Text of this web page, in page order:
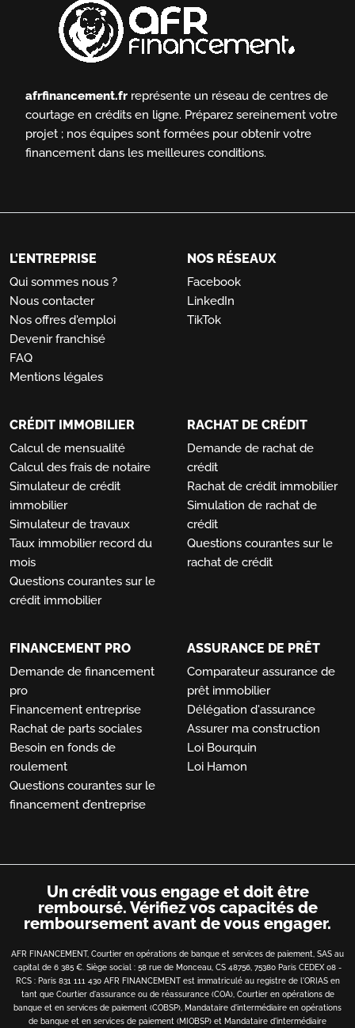
afrfinancement.fr représente un réseau de centres de
courtage en crédits en ligne. Préparez sereinement votre
projet ; nos équipes sont formées pour obtenir votre
financement dans les meilleures conditions.
L'ENTREPRISE
Qui sommes nous ?
Nous contacter
Nos offres d'emploi
Devenir franchisé
FAQ
Mentions légales
NOS RÉSEAUX
Facebook
LinkedIn
TikTok
CRÉDIT IMMOBILIER
Calcul de mensualité
Calcul des frais de notaire
Simulateur de crédit
immobilier
Simulateur de travaux
Taux immobilier record du
mois
Questions courantes sur le
crédit immobilier
RACHAT DE CRÉDIT
Demande de rachat de
crédit
Rachat de crédit immobilier
Simulation de rachat de
crédit
Questions courantes sur le
rachat de crédit
FINANCEMENT PRO
Demande de financement
pro
Financement entreprise
Rachat de parts sociales
Besoin en fonds de
roulement
Questions courantes sur le
financement d’entreprise
ASSURANCE DE PRÊT
Comparateur assurance de
prêt immobilier
Délégation d'assurance
Assurer ma construction
Loi Bourquin
Loi Hamon
Un crédit vous engage et doit être
remboursé. Vérifiez vos capacités de
remboursement avant de vous engager.
AFR FINANCEMENT, Courtier en opérations de banque et services de paiement, SAS au
capital de 6 385 €. Siège social : 58 rue de Monceau, CS 48756, 75380 Paris CEDEX 08 -
RCS : Paris 831 111 430 AFR FINANCEMENT est immatriculé au registre de l'ORIAS en
tant que Courtier d'assurance ou de réassurance (COA), Courtier en opérations de
banque et en services de paiement (COBSP), Mandataire d'intermédiaire en opérations
de banque et en services de paiement (MIOBSP) et Mandataire d'intermédiaire